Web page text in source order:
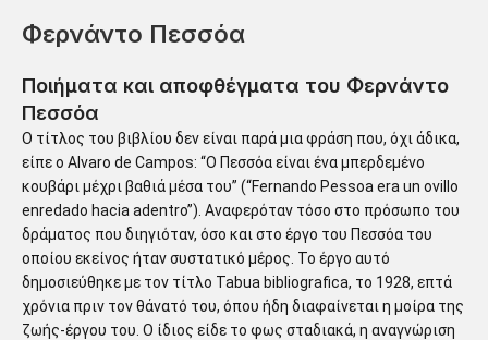
Φερνάντο Πεσσόα
Ποιήματα και αποφθέγματα του Φερνάντο
Πεσσόα
Ο τίτλος του βιβλίου δεν είναι παρά μια φράση που, όχι άδικα,
είπε ο Alvaro de Campos: “Ο Πεσσόα είναι ένα μπερδεμένο
κουβάρι μέχρι βαθιά μέσα του” (“Fernando Pessoa era un ovillo
enredado hacia adentro”). Αναφερόταν τόσο στο πρόσωπο του
δράματος που διηγιόταν, όσο και στο έργο του Πεσσόα του
οποίου εκείνος ήταν συστατικό μέρος. Το έργο αυτό
δημοσιεύθηκε με τον τίτλο Tabua bibliografica, το 1928, επτά
χρόνια πριν τον θάνατό του, όπου ήδη διαφαίνεται η μοίρα της
ζωής-έργου του. Ο ίδιος είδε το φως σταδιακά, η αναγνώριση